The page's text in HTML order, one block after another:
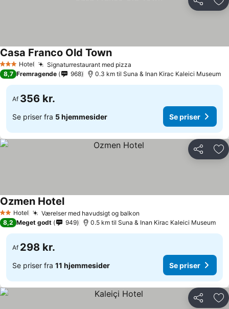
Del
3 StjernerHotel Signaturrestaurant med pizza
Casa Franco Old Town
8,7 Fremragende 968 0.3 km til Suna & Inan Kirac Kaleici Museum
Af 356 kr.
Se priser fra 5 hjemmesider Se priser
Del
2 Stjerner
Hotel Værelser med havudsigt og balkon
Ozmen Hotel
8,2 Meget godt 949 0.5 km til Suna & Inan Kirac Kaleici Museum
Af 298 kr.
Se priser fra 11 hjemmesider Se priser
Del